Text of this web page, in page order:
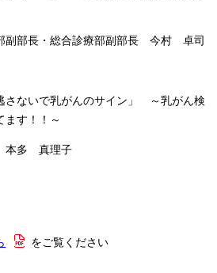
副部長・総合診療部副部長 今村 卓司
さないで乳がんのサイン」 ～乳がん検
ます！！～
本多 真理子
をご覧ください